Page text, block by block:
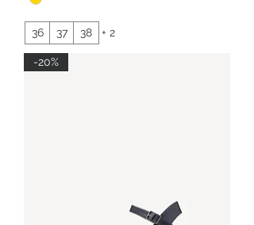
36 37 38 + 2
-20%